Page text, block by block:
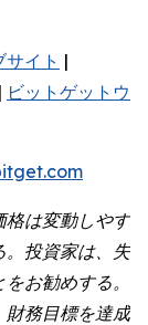
サイト |
| ビットゲットウ
格は変動しやす
。投資家は、失
お勧めする。
財務目標を達成